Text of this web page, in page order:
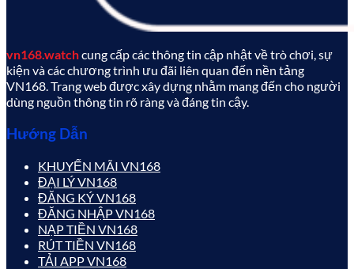
vn168.watchcung cấp các thông tin cập nhật về trò chơi, sự
kiện và các chương trình ưu đãi liên quan đến nền tảng
VN168. Trang web được xây dựng nhằm mang đến cho người
dùng nguồn thông tin rõ ràng và đáng tin cậy.
Hướng Dẫn
KHUYẾN MÃI VN168
ĐẠI LÝ VN168
ĐĂNG KÝ VN168
ĐĂNG NHẬP VN168
NẠP TIỀN VN168
RÚT TIỀN VN168
TẢI APP VN168